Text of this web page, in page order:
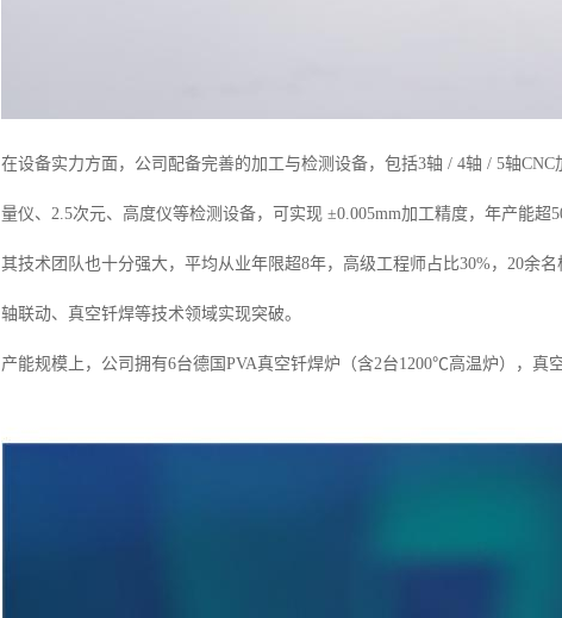
在设备实力方面，公司配备完善的加工与检测设备，包括3轴 / 4轴 / 5轴
量仪、2.5次元、高度仪等检测设备，可实现 ±0.005mm加工精度，年产能超
其技术团队也十分强大，平均从业年限超8年，高级工程师占比30%，20余
轴联动、真空钎焊等技术领域实现突破。
产能规模上，公司拥有6台德国PVA真空钎焊炉（含2台1200℃高温炉），真